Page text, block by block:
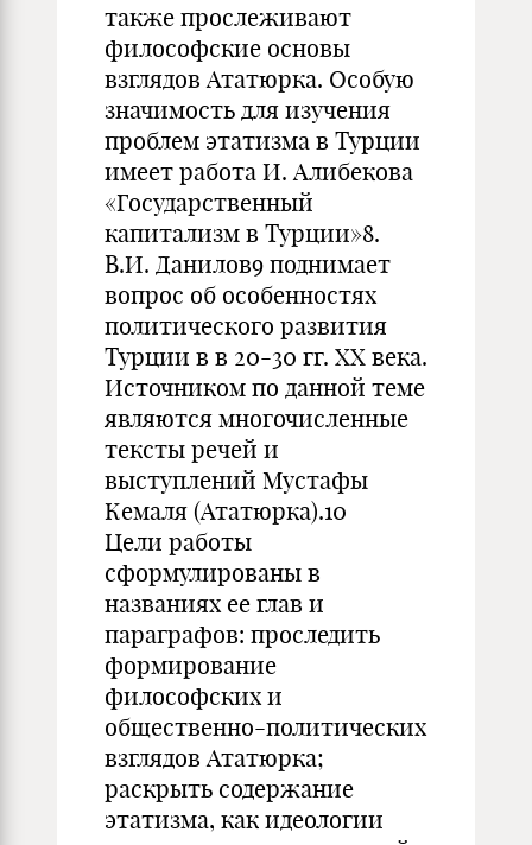
также прослеживают
философские основы
взглядов Ататюрка. Особую
значимость для изучения
проблем этатизма в Турции
имеет работа И. Алибекова
«Государственный
капитализм в Турции»8.
В.И. Данилов9 поднимает
вопрос об особенностях
политического развития
Турции в в 20-30 гг. ХХ века.
Источником по данной теме
являются многочисленные
тексты речей и
выступлений Мустафы
Кемаля (Ататюрка).10
Цели работы
сформулированы в
названиях ее глав и
параграфов: проследить
формирование
философских и
общественно-политических
взглядов Ататюрка;
раскрыть содержание
этатизма, как идеологии